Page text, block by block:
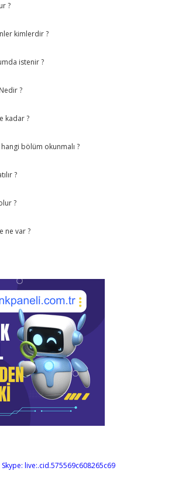
?
kimlerdir ?
istenir ?
?
kadar ?
bölüm okunmalı ?
?
?
ne var ?
Skype: live:.cid.575569c608265c69